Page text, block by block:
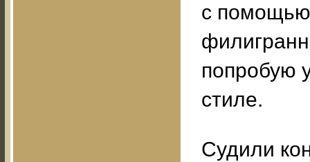
с помощью
попробую
стиле.
Судили